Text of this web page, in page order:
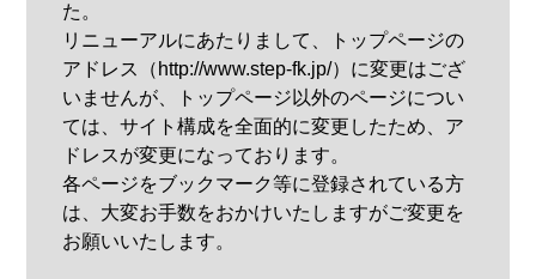
た。
リニューアルにあたりまして、トップページの
アドレス（http://www.step-fk.jp/）に変更はござ
いませんが、トップページ以外のページについ
ては、サイト構成を全面的に変更したため、ア
ドレスが変更になっております。
各ページをブックマーク等に登録されている方
は、大変お手数をおかけいたしますがご変更を
お願いいたします。